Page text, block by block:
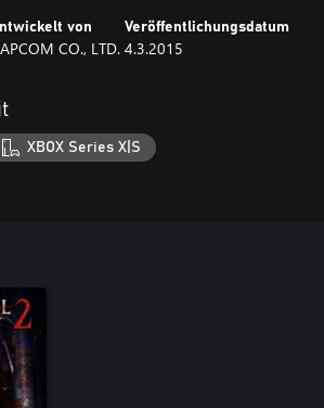
von
CO., LTD.
Veröffentlichungsdatum
4.3.2015
XBOX Series X|S